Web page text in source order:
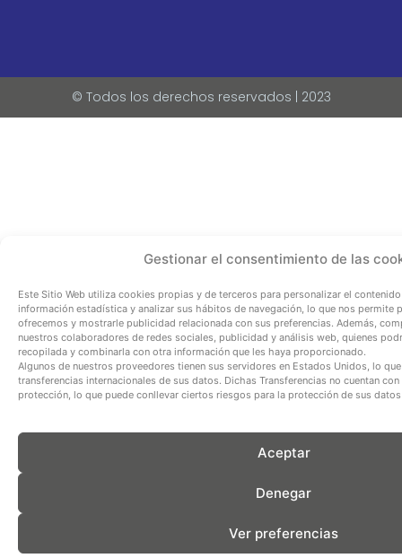
Gestionar el consentimiento de las
Este Sitio Web utiliza cookies propias y de terceros para personalizar el
información estadística y analizar sus hábitos de navegación, lo que nos permite
ofrecemos y mostrarle publicidad relacionada con sus preferencias. Además,
nuestros colaboradores de redes sociales, publicidad y análisis web, quienes
recopilada y combinarla con otra información que les haya proporcionado.
Algunos de nuestros proveedores tienen sus servidores en Estados Unidos, lo
transferencias internacionales de sus datos. Dichas Transferencias no cuentan
protección, lo que puede conllevar ciertos riesgos para la protección de sus
Aceptar
Denegar
Ver preferencias
© Todos los derechos reservados | 2023